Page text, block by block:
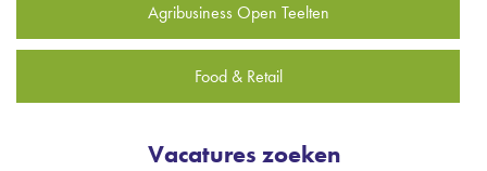
Agribusiness Open Teelten
Food & Retail
Vacatures zoeken